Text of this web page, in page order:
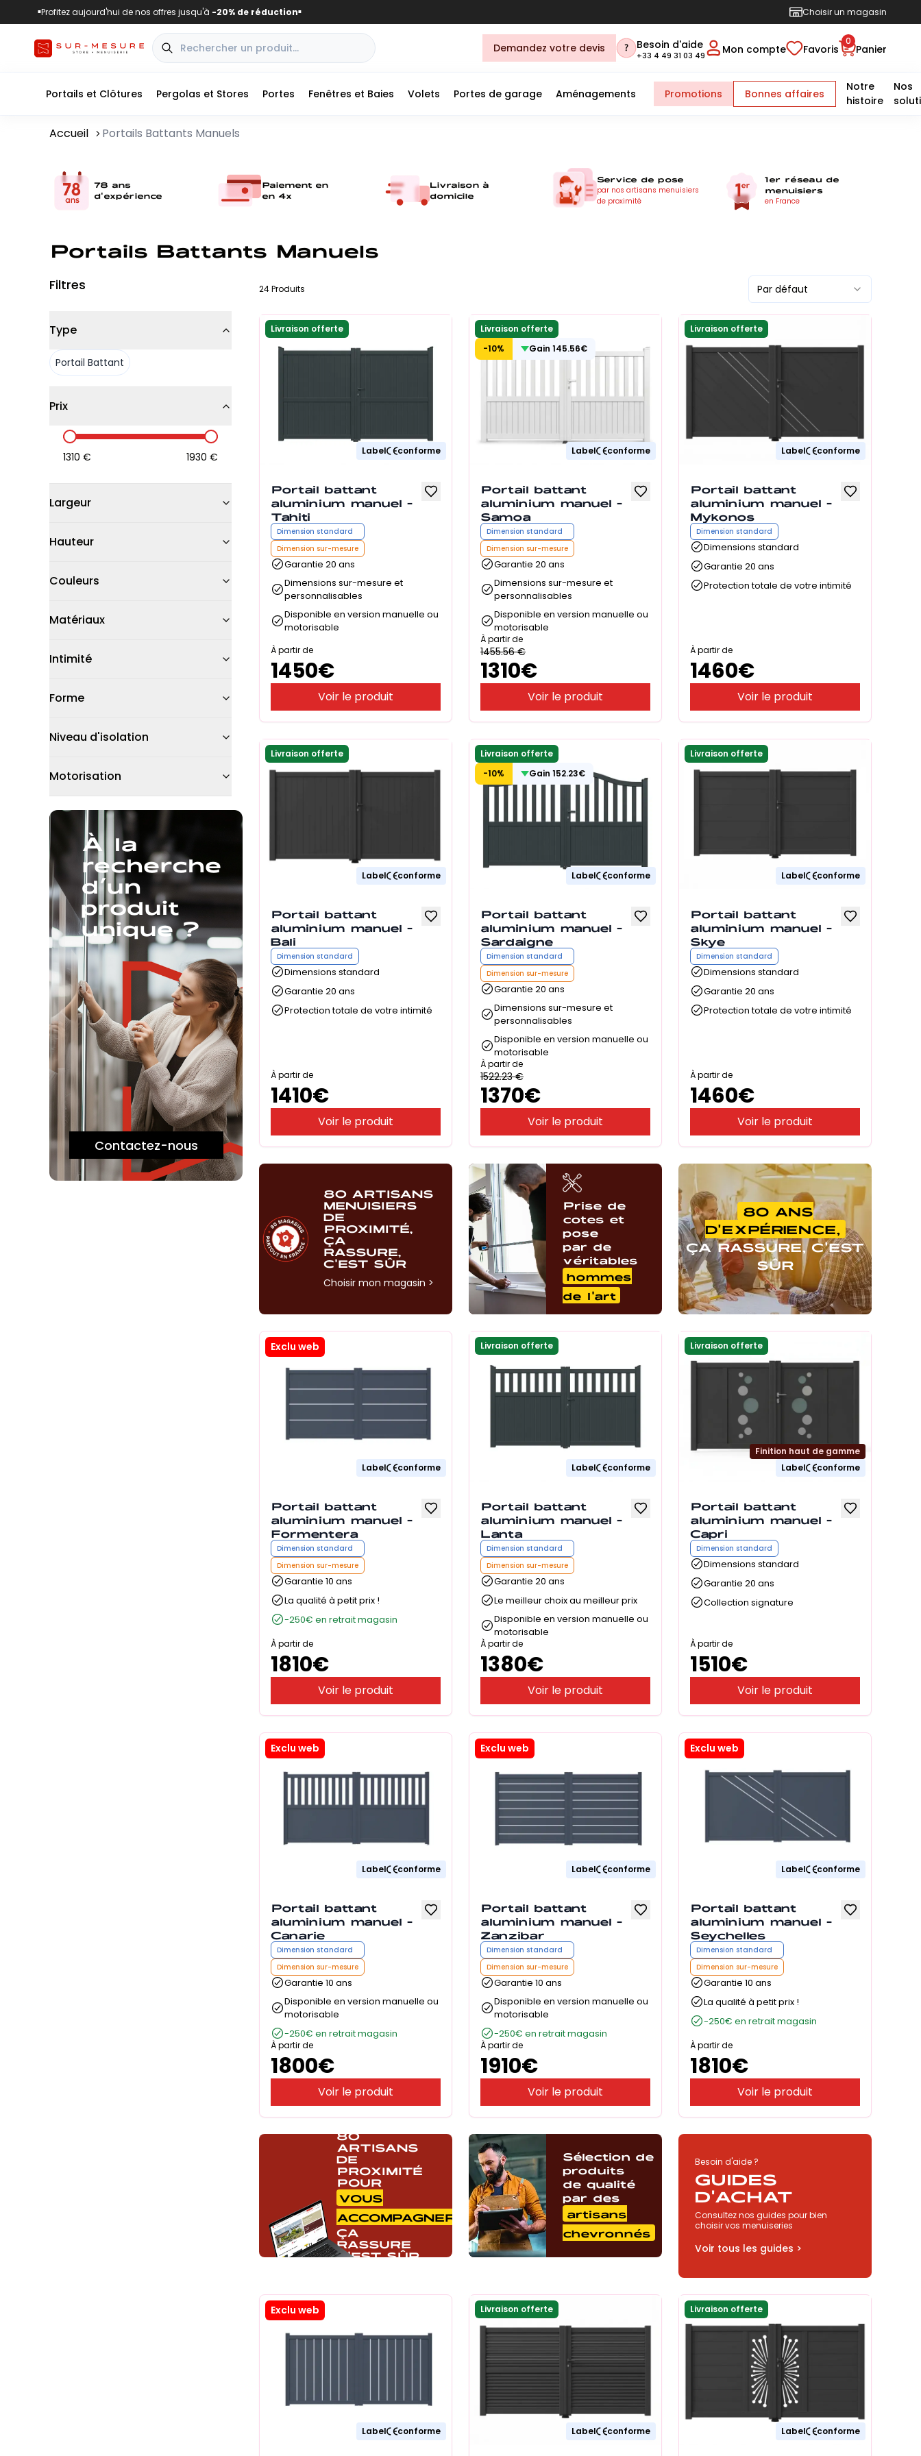
■Profitez aujourd'hui de nos offres jusqu'à -20% de réduction■ Choisir un magasin
Demandez votre devis Besoin d'aide
+33 4 49 31 03 49 Mon compte Favoris
0
Panier
Portails et Clôtures Pergolas et Stores Portes Fenêtres et Baies Volets Portes de garage Aménagements Promotions Bonnes affaires
Notre
histoire
Nos
Accueil Portails Battants Manuels
78 ans
d'expérience
Paiement en
en 4x
Livraison à
domicile
Service de pose
par nos artisans menuisiers
de proximité
1er réseau de
menuisiers
en France
Portails Battants Manuels
Filtres
Type
Portail Battant
Prix
1310 € 1930 €
Largeur
Hauteur
Couleurs
Matériaux
Intimité
Forme
Niveau d'isolation
Motorisation
À la
recherche
d’un
produit
unique ?
Contactez-nous
24Produits Par défaut
Livraison offerte
Label conforme
Portail battant
aluminium manuel -
Tahiti
Dimension standard
Dimension sur-mesure
Garantie 20 ans
Dimensions sur-mesure et
personnalisables
Disponible en version manuelle ou
motorisable
À partir de
1450€
Voir le produit
Livraison offerte
-10% Gain 145.56€
Label conforme
Portail battant
aluminium manuel -
Samoa
Dimension standard
Dimension sur-mesure
Garantie 20 ans
Dimensions sur-mesure et
personnalisables
Disponible en version manuelle ou
motorisable
À partir de
1455.56€
1310€
Voir le produit
Livraison offerte
Label conforme
Portail battant
aluminium manuel -
Mykonos
Dimension standard
Dimensions standard
Garantie 20 ans
Protection totale de votre intimité
À partir de
1460€
Voir le produit
Livraison offerte
Label conforme
Portail battant
aluminium manuel -
Bali
Dimension standard
Dimensions standard
Garantie 20 ans
Protection totale de votre intimité
À partir de
1410€
Voir le produit
Livraison offerte
-10% Gain 152.23€
Label conforme
Portail battant
aluminium manuel -
Sardaigne
Dimension standard
Dimension sur-mesure
Garantie 20 ans
Dimensions sur-mesure et
personnalisables
Disponible en version manuelle ou
motorisable
À partir de
1522.23€
1370€
Voir le produit
Livraison offerte
Label conforme
Portail battant
aluminium manuel -
Skye
Dimension standard
Dimensions standard
Garantie 20 ans
Protection totale de votre intimité
À partir de
1460€
Voir le produit
80 ARTISANS
MENUISIERS
DE
PROXIMITÉ,
ÇA
RASSURE,
C'EST SÛR
Choisir mon magasin >
Prise de
cotes et
pose
par de
véritables
hommes
de l'art
80 ANS
D'EXPÉRIENCE,
ÇA RASSURE, C'EST
SÛR
Exclu web
Label conforme
Portail battant
aluminium manuel -
Formentera
Dimension standard
Dimension sur-mesure
Garantie 10 ans
La qualité à petit prix !
-250€ en retrait magasin
À partir de
1810€
Voir le produit
Livraison offerte
Label conforme
Portail battant
aluminium manuel -
Lanta
Dimension standard
Dimension sur-mesure
Garantie 20 ans
Le meilleur choix au meilleur prix
Disponible en version manuelle ou
motorisable
À partir de
1380€
Voir le produit
Livraison offerte
Finition haut de gamme
Label
conforme
Portail battant
aluminium manuel -
Capri
Dimension standard
Dimensions standard
Garantie 20 ans
Collection signature
À partir de
1510€
Voir le produit
Exclu web
Label conforme
Portail battant
aluminium manuel -
Canarie
Dimension standard
Dimension sur-mesure
Garantie 10 ans
Disponible en version manuelle ou
motorisable
-250€ en retrait magasin
À partir de
1800€
Voir le produit
Exclu web
Label conforme
Portail battant
aluminium manuel -
Zanzibar
Dimension standard
Dimension sur-mesure
Garantie 10 ans
Disponible en version manuelle ou
motorisable
-250€ en retrait magasin
À partir de
1910€
Voir le produit
Exclu web
Label conforme
Portail battant
aluminium manuel -
Seychelles
Dimension standard
Dimension sur-mesure
Garantie 10 ans
La qualité à petit prix !
-250€ en retrait magasin
À partir de
1810€
Voir le produit
80
ARTISANS
DE
PROXIMITÉ
POUR
VOUS
ACCOMPAGNER,
ÇA
RASSURE
C'EST SÛR
Sélection de
produits
de qualité
par des
artisans
chevronnés
Besoin d'aide ?
GUIDES
D'ACHAT
Consultez nos guides pour bien
choisir vos menuiseries
Voir tous les guides >
Exclu web
Label conforme
Livraison offerte
Label conforme
Livraison offerte
Label conforme